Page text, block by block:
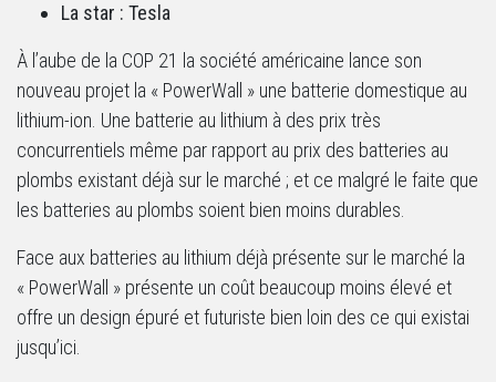
La star : Tesla
À l’aube de la COP 21 la société américaine lance son
nouveau projet la « PowerWall » une batterie domestique au
lithium-ion. Une batterie au lithium à des prix très
concurrentiels même par rapport au prix des batteries au
plombs existant déjà sur le marché ; et ce malgré le faite que
les batteries au plombs soient bien moins durables.
Face aux batteries au lithium déjà présente sur le marché la
« PowerWall » présente un coût beaucoup moins élevé et
offre un design épuré et futuriste bien loin des ce qui existai
jusqu’ici.